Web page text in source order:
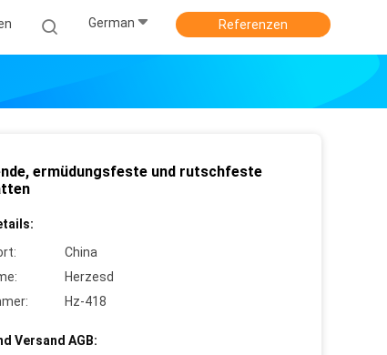
German Referenzen
ermüdungsfeste und rutschfeste
China
Herzesd
Hz-418
Versand AGB: